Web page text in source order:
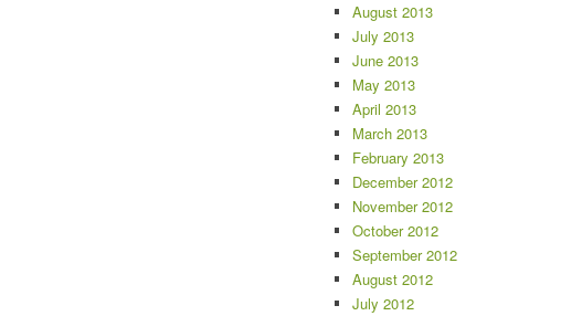
August 2013
July 2013
June 2013
May 2013
April 2013
March 2013
February 2013
December 2012
November 2012
October 2012
September 2012
August 2012
July 2012